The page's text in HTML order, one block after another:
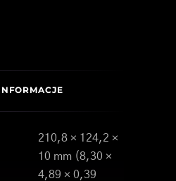
210,8 × 124,2 ×
10 mm (8,30 ×
4,89 × 0,39